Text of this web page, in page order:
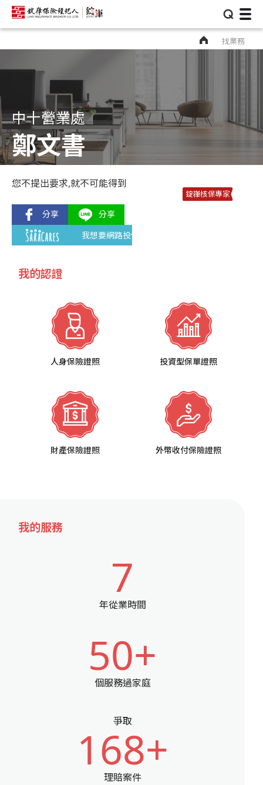
⌕
找業務
中十營業處
鄭文書
錠嵂核保專家
您不提出要求,就不可能得到
我想要網路投保
我的認證
人身保險證照 投資型保單證照
財產保險證照 外幣收付保險證照
我的服務
7
年從業時間
50+
個服務過家庭
爭取
168+
理賠案件